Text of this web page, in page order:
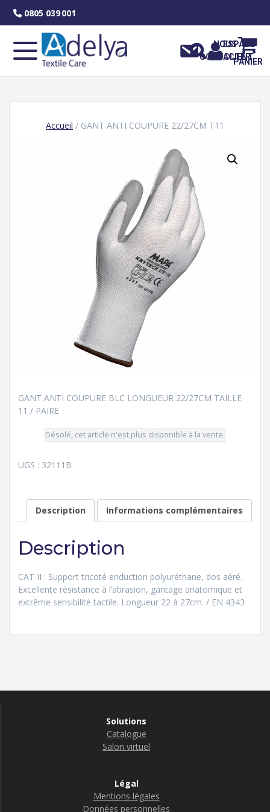
0805 039 001
NOUS
CONTACTER
ESPACE
CLIENT
PANIER
Accueil / GANT ANTI COUPURE 22/27CM T11
GANT ANTI COUPURE BLC LONGUEUR 22/27CM TAILLE
11 / PAIRE
Désolé, cet article n'est plus disponible à la vente.
UGS : 32111B
Description Informations complémentaires
Description
CAT II : Support tricoté enduction polyuréthane, dos aéré.
Excellente résistance à l’abrasion, gantage anatomique et
extrême sensibilité tactile. Longueur 22 à 27cm. / EN 4343
Solutions
Catalogue
Salon virtuel
Légal
Mentions légales
Données personnelles